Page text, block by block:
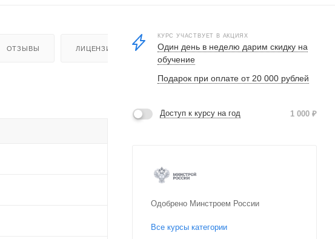
ОТЗЫВЫ ЛИЦЕНЗИЯ
КУРС УЧАСТВУЕТ В АКЦИЯХ
Один день в неделю дарим скидку на
обучение
Подарок при оплате от 20 000 рублей
Доступ к курсу на год 1 000 ₽
Одобрено Минстроем России
Все курсы категории